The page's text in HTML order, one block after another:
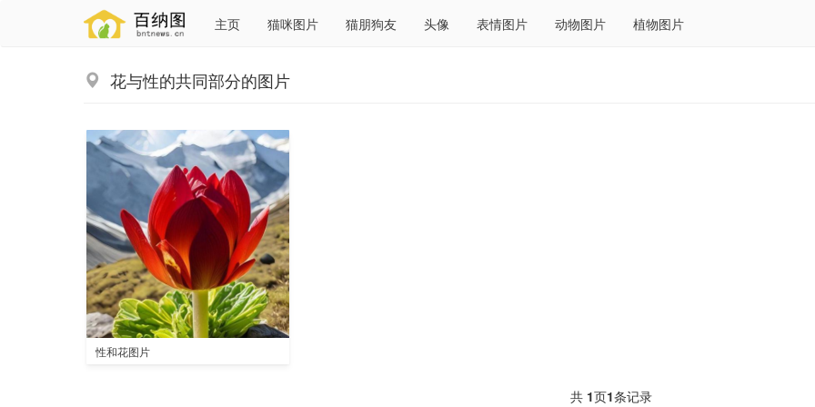
主页 猫咪图片 猫朋狗友 头像 表情图片 动物图片 植物图片
花与性的共同部分的图片
性和花图片
共 1页1条记录